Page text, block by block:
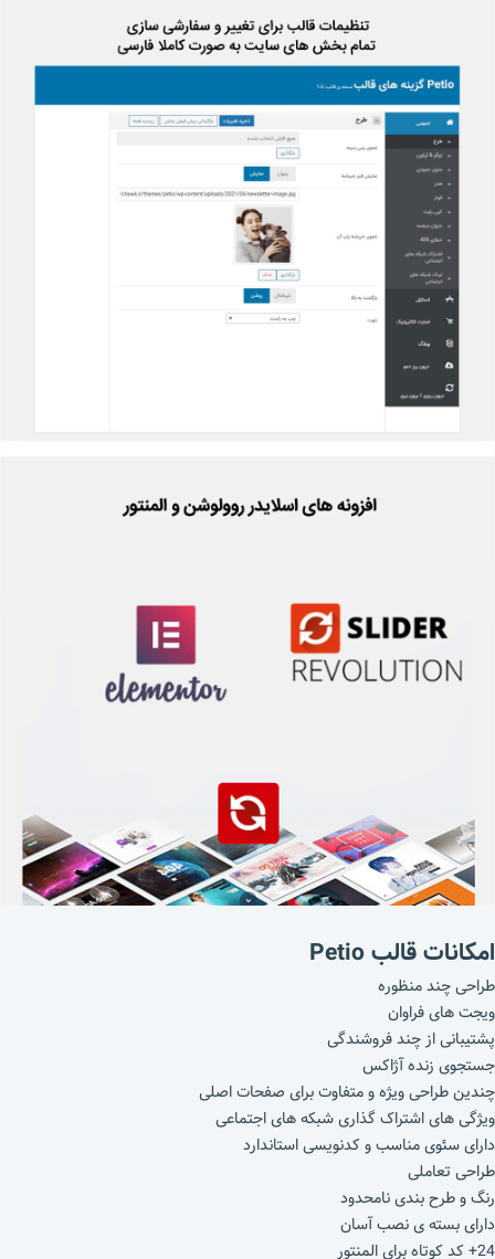
امکانات قالب Petio
طراحی چند منظوره
ویجت های فراوان
پشتیبانی از چند فروشندگی
جستجوی زنده آژاکس
چندین طراحی ویژه و متفاوت برای صفحات اصلی
ویژگی های اشتراک گذاری شبکه های اجتماعی
دارای سئوی مناسب و کدنویسی استاندارد
طراحی تعاملی
رنگ و طرح بندی نامحدود
دارای بسته ی نصب آسان
24+ کد کوتاه برای المنتور